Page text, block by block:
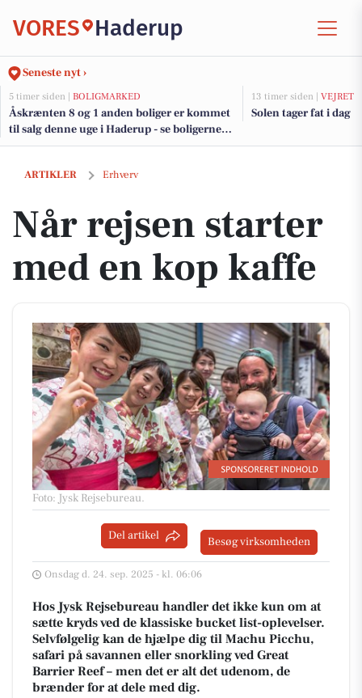
VORES Haderup
Seneste nyt ›
5 timer siden | BOLIGMARKED
Åskrænten 8 og 1 anden boliger er kommet
til salg denne uge i Haderup - se boligerne
her.
13 timer siden | VEJRET
Solen tager fat i dag
ARTIKLER Erhverv
Når rejsen starter med en kop kaffe
Når rejsen starter
med en kop kaffe
Foto: Jysk Rejsebureau.
Del artikel Besøg virksomheden
Onsdag d. 24. sep. 2025 - kl. 06:06
Hos Jysk Rejsebureau handler det ikke kun om at
sætte kryds ved de klassiske bucket list-oplevelser.
Selvfølgelig kan de hjælpe dig til Machu Picchu,
safari på savannen eller snorkling ved Great
Barrier Reef – men det er alt det udenom, de
brænder for at dele med dig.